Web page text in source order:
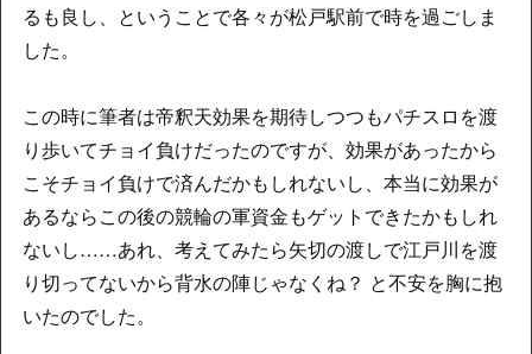
るも良し、ということで各々が松戸駅前で時を過ごしま
した。
この時に筆者は帝釈天効果を期待しつつもパチスロを渡
り歩いてチョイ負けだったのですが、効果があったから
こそチョイ負けで済んだかもしれないし、本当に効果が
あるならこの後の競輪の軍資金もゲットできたかもしれ
ないし……あれ、考えてみたら矢切の渡しで江戸川を渡
り切ってないから背水の陣じゃなくね？ と不安を胸に抱
いたのでした。